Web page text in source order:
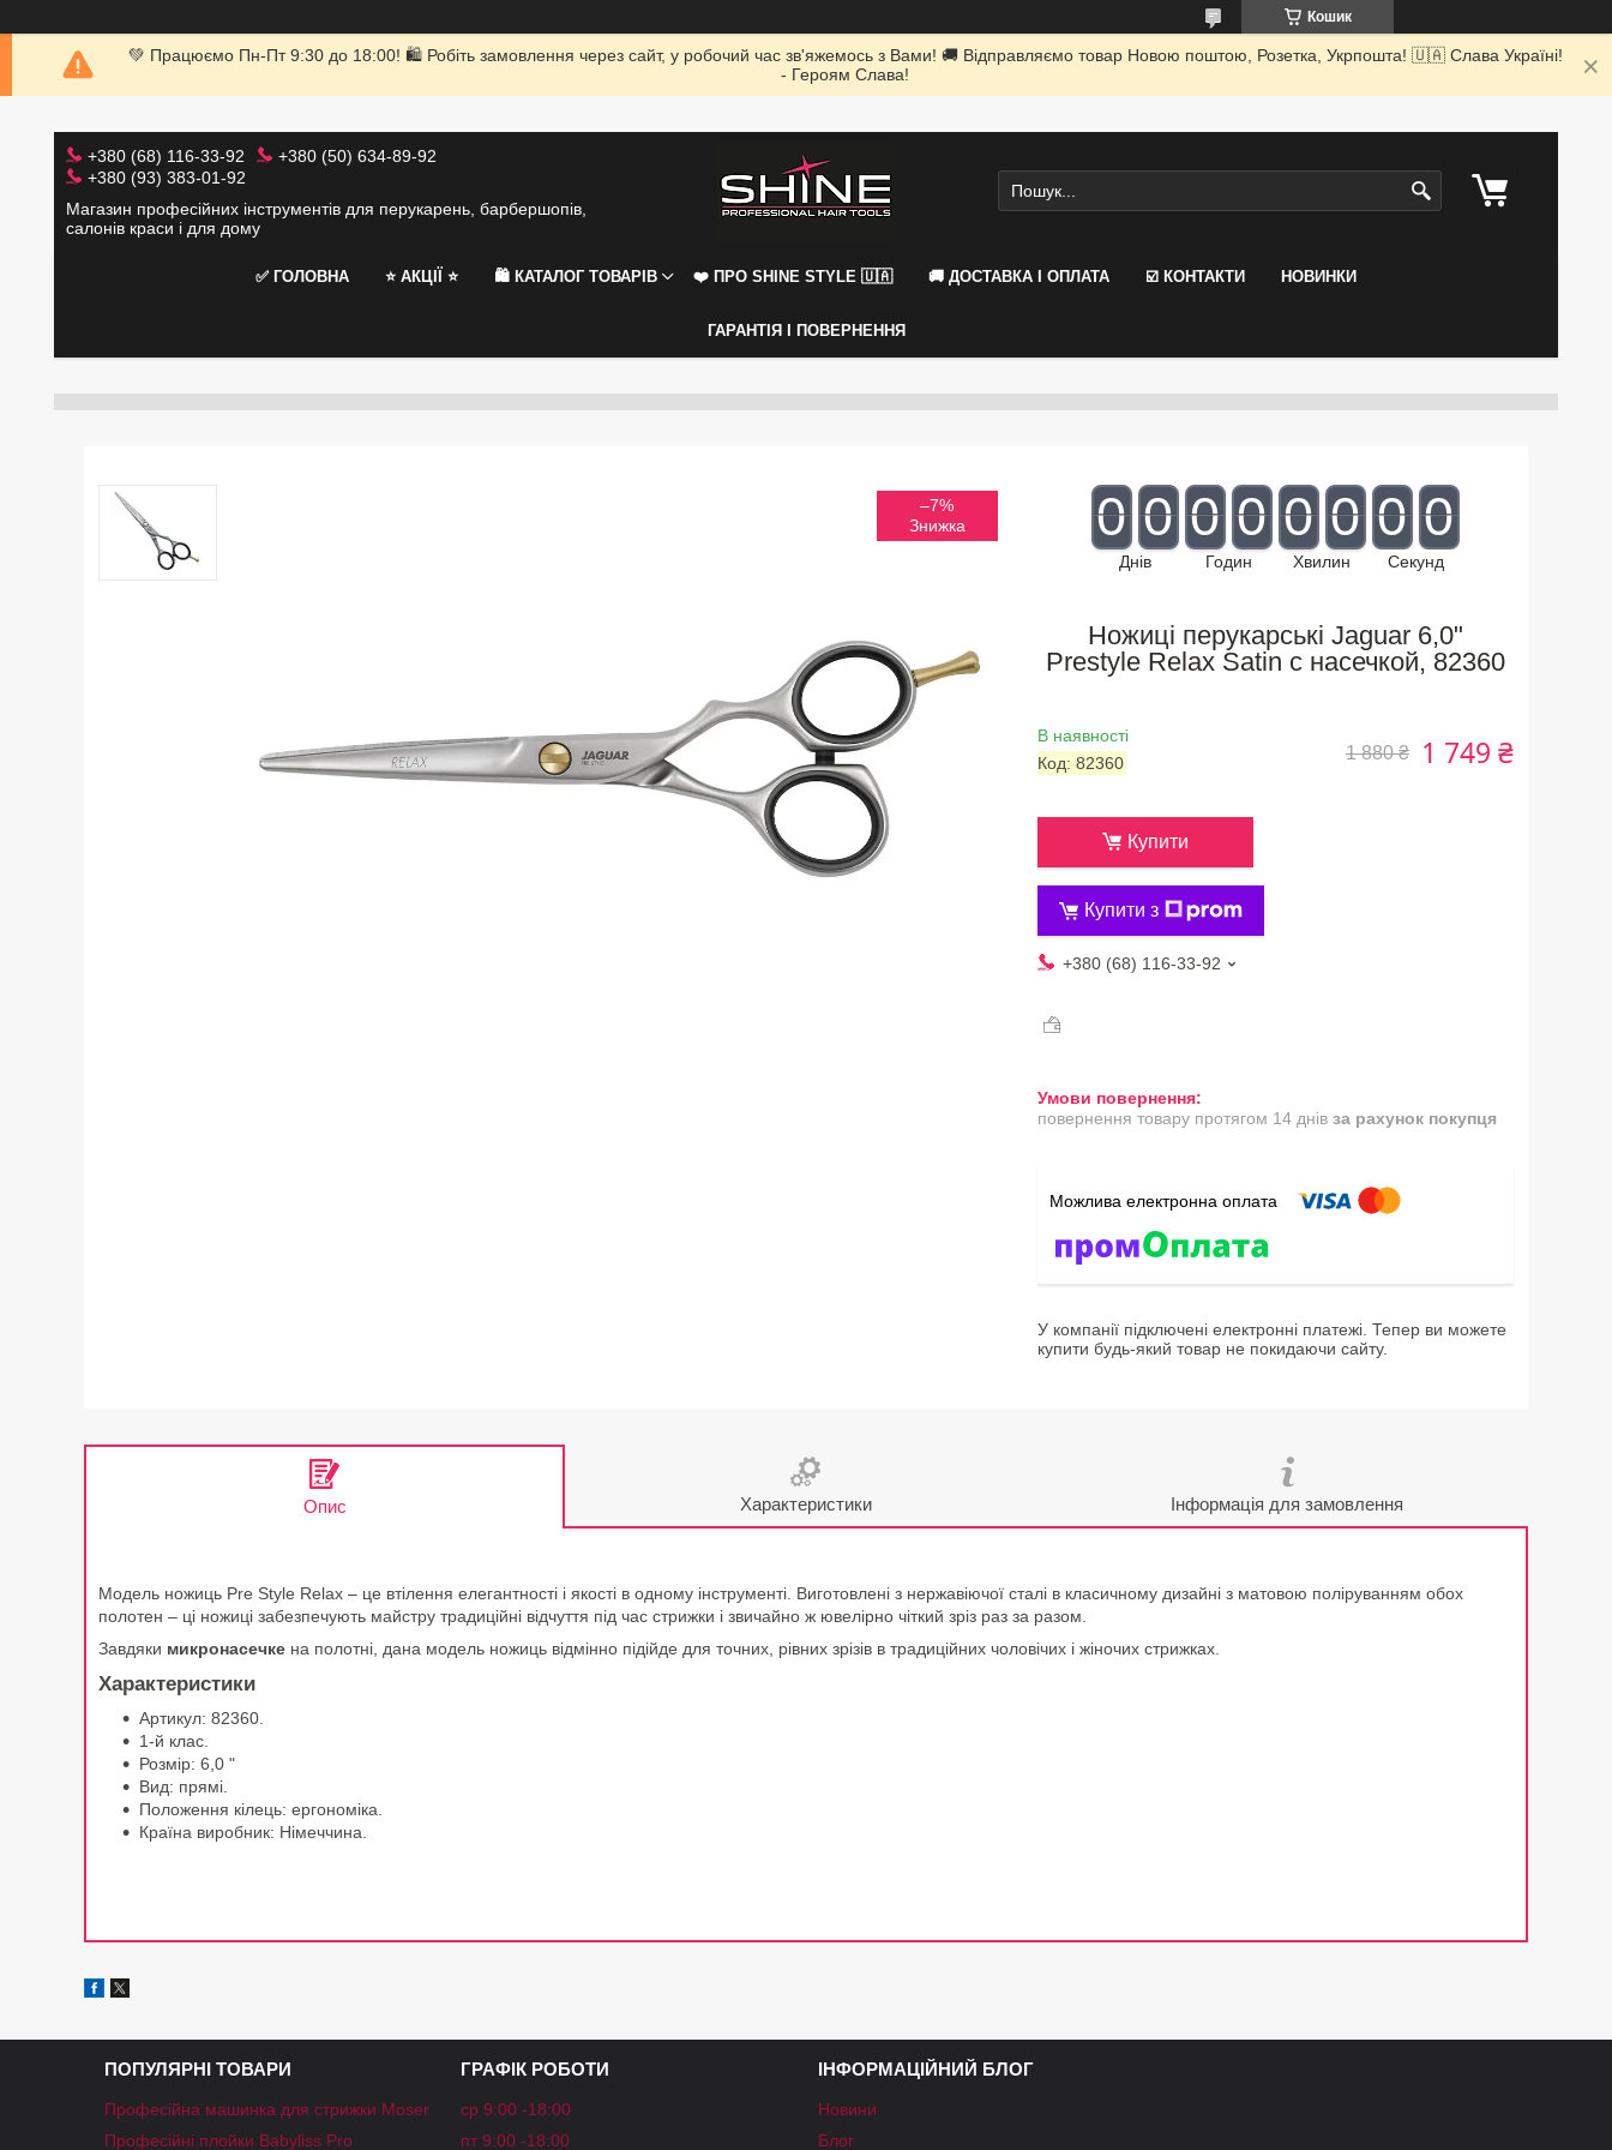
Кошик
💚 Працюємо Пн-Пт 9:30 до 18:00! 🛍 Робіть замовлення через сайт, у робочий час зв'яжемось з Вами! 🚚 Відправляємо товар Новою поштою, Розетка, Укрпошта! 🇺🇦 Слава Україні!
- Героям Слава!
+380 (68) 116-33-92
+380 (50) 634-89-92
+380 (93) 383-01-92
Магазин професійних інструментів для перукарень, барбершопів,
салонів краси і для дому
✅ ГОЛОВНА ⭐️ АКЦІЇ ⭐️ 🛍 КАТАЛОГ ТОВАРІВ ❤️ ПРО SHINE STYLE 🇺🇦 🚚 ДОСТАВКА І ОПЛАТА ☑️ КОНТАКТИ НОВИНКИ
ГАРАНТІЯ І ПОВЕРНЕННЯ
–7% 0 0
Днів
0 0
Годин
0 0
Хвилин
0 0
Секунд
Ножиці перукарські Jaguar 6,0"
Prestyle Relax Satin с насечкой, 82360
В наявності
Код: 82360 1 880 ₴ 1 749 ₴
Купити
Купити з
+380 (68) 116-33-92
повернення товару протягом 14 днів за рахунок покупця
У компанії підключені електронні платежі. Тепер ви можете
купити будь-який товар не покидаючи сайту.
Опис Характеристики Інформація для замовлення
Модель ножиць Pre Style Relax – це втілення елегантності і якості в одному інструменті. Виготовлені з нержавіючої сталі в класичному дизайні з матовою поліруванням обох
полотен – ці ножиці забезпечують майстру традиційні відчуття під час стрижки і звичайно ж ювелірно чіткий зріз раз за разом.
Завдяки микронасечке на полотні, дана модель ножиць відмінно підійде для точних, рівних зрізів в традиційних чоловічих і жіночих стрижках.
Характеристики
Артикул: 82360.
1-й клас.
Розмір: 6,0 "
Вид: прямі.
Положення кілець: ергономіка.
Країна виробник: Німеччина.
ПОПУЛЯРНІ ТОВАРИ
Професійна машинка для стрижки Moser
Професійні плойки Babyliss Pro
ГРАФІК РОБОТИ
ср 9:00 -18:00
пт 9:00 -18:00
ІНФОРМАЦІЙНИЙ БЛОГ
Новини
Блог